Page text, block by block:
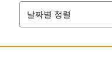
정렬
날짜별 정렬